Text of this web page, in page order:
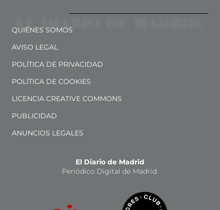
QUIÉNES SOMOS
AVISO LEGAL
POLÍTICA DE PRIVACIDAD
POLÍTICA DE COOKIES
LICENCIA CREATIVE COMMONS
PUBLICIDAD
ANUNCIOS LEGALES
El Diario de Madrid
Periódico Digital de Madrid.